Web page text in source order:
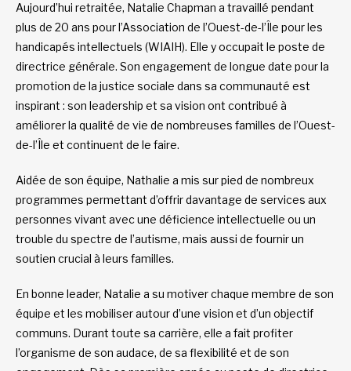
Aujourd’hui retraitée, Natalie Chapman a travaillé pendant
plus de 20 ans pour l’Association de l’Ouest-de-l’Île pour les
handicapés intellectuels (WIAIH). Elle y occupait le poste de
directrice générale. Son engagement de longue date pour la
promotion de la justice sociale dans sa communauté est
inspirant : son leadership et sa vision ont contribué à
améliorer la qualité de vie de nombreuses familles de l’Ouest-
de-l’Île et continuent de le faire.
Aidée de son équipe, Nathalie a mis sur pied de nombreux
programmes permettant d’offrir davantage de services aux
personnes vivant avec une déficience intellectuelle ou un
trouble du spectre de l’autisme, mais aussi de fournir un
soutien crucial à leurs familles.
En bonne leader, Natalie a su motiver chaque membre de son
équipe et les mobiliser autour d’une vision et d’un objectif
communs. Durant toute sa carrière, elle a fait profiter
l’organisme de son audace, de sa flexibilité et de son